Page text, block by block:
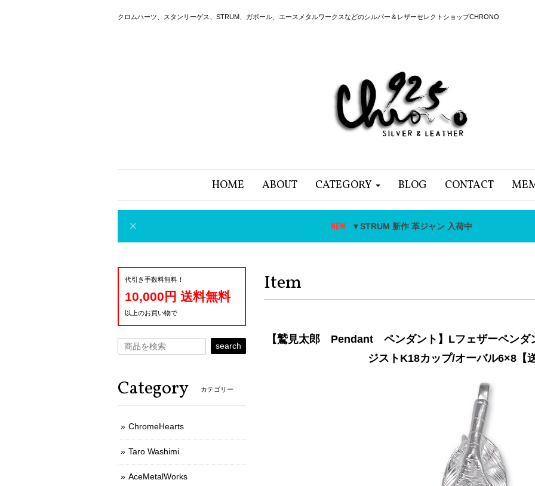
クロムハーツ、スタンリーゲス、STRUM、ガボール、エースメタルワークスなどのシルバー＆レザーセレクトショップCHRONO
HOME ABOUT CATEGORY BLOG CONTACT
▼STRUM 新作 革ジャン 入荷中
Item
【鷲見太郎 Pendant ペンダント】Lフェザーペンダ
ジストK18カップ/オーバル6×8【
代引き手数料無料！
10,000円 送料無料
以上のお買い物で
search
Category カテゴリー
ChromeHearts
Taro Washimi
AceMetalWorks